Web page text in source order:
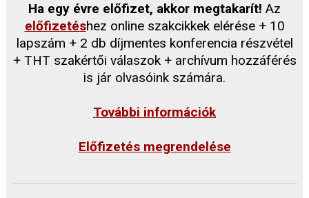
Ha egy évre előfizet, akkor megtakarít! Az
előfizetéshez online szakcikkek elérése + 10
lapszám + 2 db díjmentes konferencia részvétel
+ THT szakértői válaszok + archívum hozzáférés
is jár olvasóink számára.
További információk
Előfizetés megrendelése